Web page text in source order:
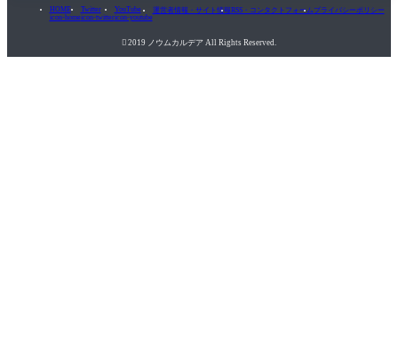
HOME
icon-home
Twitter
icon-twitter
YouTube
icon-youtube
運営者情報・サイト情報RSS・コンタクトフォームプライバシーポリシー
 2019 ノウムカルデア All Rights Reserved.